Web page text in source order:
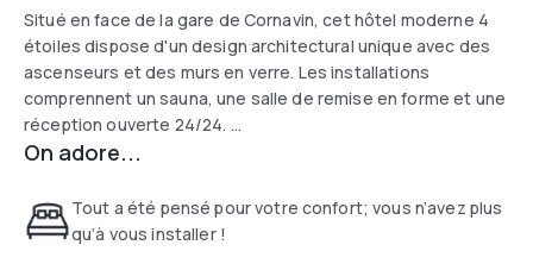
Situé en face de la gare de Cornavin, cet hôtel moderne 4
étoiles dispose d'un design architectural unique avec des
ascenseurs et des murs en verre. Les installations
comprennent un sauna, une salle de remise en forme et une
réception ouverte 24/24.
au monde. Haute de 30 mètres, elle est suspendue au
9ème étage et oscille jusqu'au rez-de-chaussée,
On adore...
Tout a été pensé pour votre confort; vous n’avez plus
qu’à vous installer !